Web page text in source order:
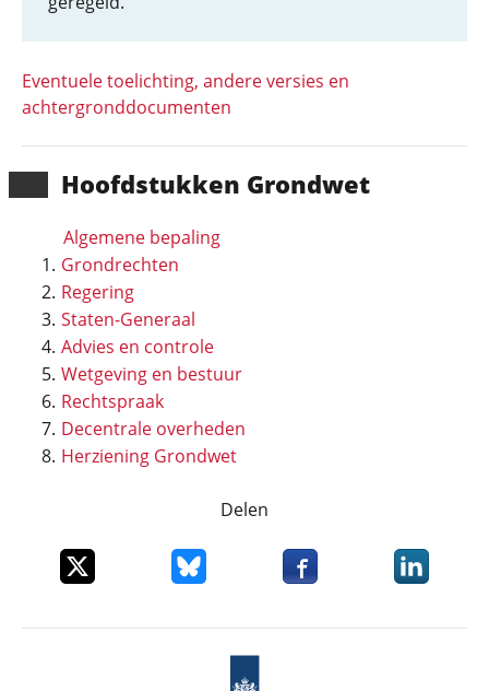
Hoofd­stukken Grondwet
Algemene bepaling
Grondrechten
Regering
Staten-Generaal
Advies en controle
Wetgeving en bestuur
Rechtspraak
Decentrale overheden
Herziening Grondwet
Eventuele toelichting, andere versies en
achtergronddocumenten
Delen
Deel dit item op XDeel dit item op Bluesky
Deel dit item opDeel dit